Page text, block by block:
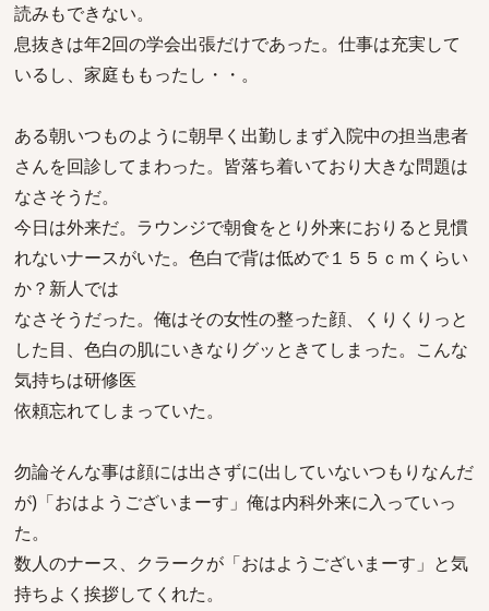
読みもできない。
息抜きは年2回の学会出張だけであった。仕事は充実して
いるし、家庭ももったし・・。
ある朝いつものように朝早く出勤しまず入院中の担当患者
さんを回診してまわった。皆落ち着いており大きな問題は
なさそうだ。
今日は外来だ。ラウンジで朝食をとり外来におりると見慣
れないナースがいた。色白で背は低めで１５５ｃｍくらい
か？新人では
なさそうだった。俺はその女性の整った顔、くりくりっと
した目、色白の肌にいきなりグッときてしまった。こんな
気持ちは研修医
依頼忘れてしまっていた。
勿論そんな事は顔には出さずに(出していないつもりなんだ
が)「おはようございまーす」俺は内科外来に入っていっ
た。
数人のナース、クラークが「おはようございまーす」と気
持ちよく挨拶してくれた。